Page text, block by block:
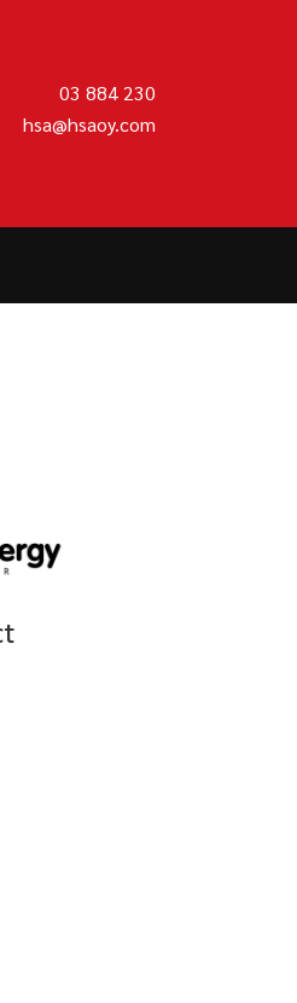
03 884 230
hsa@hsaoy.com